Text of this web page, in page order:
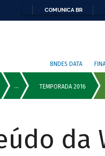
COMUNICA BR
BNDES DATA
da